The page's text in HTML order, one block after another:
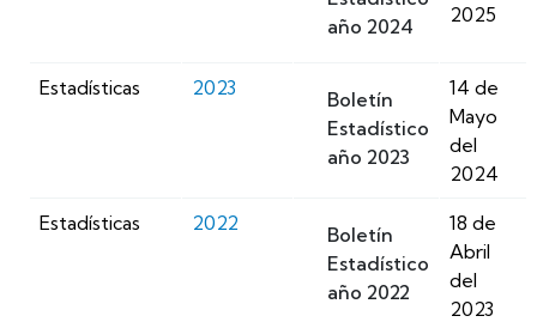
año 2024
2025
Estadísticas 2023
Boletín
Estadístico
año 2023
14 de
Mayo
del
2024
Estadísticas 2022
Boletín
Estadístico
año 2022
18 de
Abril
del
2023